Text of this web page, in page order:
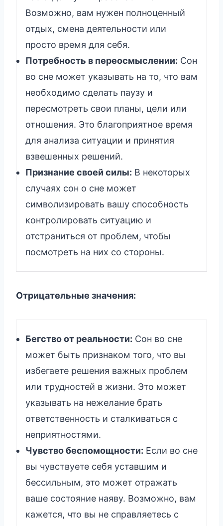
Возможно, вам нужен полноценный
отдых, смена деятельности или
просто время для себя.
Потребность в переосмыслении: Сон
во сне может указывать на то, что вам
необходимо сделать паузу и
пересмотреть свои планы, цели или
отношения. Это благоприятное время
для анализа ситуации и принятия
взвешенных решений.
Признание своей силы: В некоторых
случаях сон о сне может
символизировать вашу способность
контролировать ситуацию и
отстраниться от проблем, чтобы
посмотреть на них со стороны.
Отрицательные значения:
Бегство от реальности: Сон во сне
может быть признаком того, что вы
избегаете решения важных проблем
или трудностей в жизни. Это может
указывать на нежелание брать
ответственность и сталкиваться с
неприятностями.
Чувство беспомощности: Если во сне
вы чувствуете себя уставшим и
бессильным, это может отражать
ваше состояние наяву. Возможно, вам
кажется, что вы не справляетесь с